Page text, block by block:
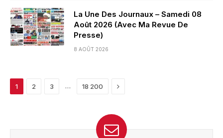
La Une Des Journaux – Samedi 08
Août 2026 (Avec Ma Revue De
Presse)
8 AOÛT 2026
1 2 3 … 18 200 Next